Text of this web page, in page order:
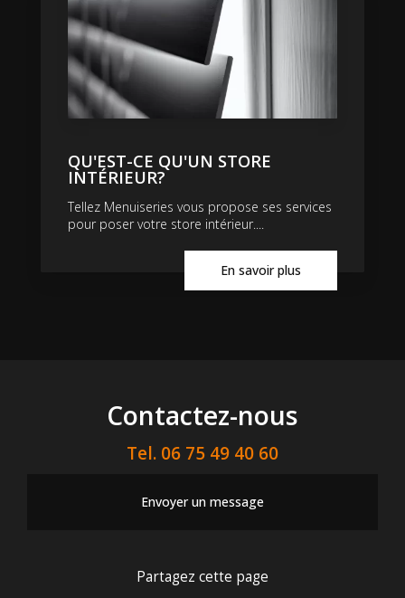
QU'EST-CE QU'UN STORE
INTÉRIEUR?
Tellez Menuiseries vous propose ses services
pour poser votre store intérieur....
En savoir plus
Contactez-nous
Tel. 06 75 49 40 60
Envoyer un message
Partagez cette page